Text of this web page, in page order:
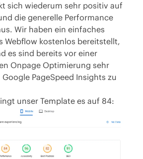
sich wiederum sehr positiv auf
die generelle Performance
Wir haben ein einfaches
Webflow kostenlos bereitstellt,
es sind bereits vor einer
Onpage Optimierung sehr
PageSpeed Insights zu
unser Template es auf 84: